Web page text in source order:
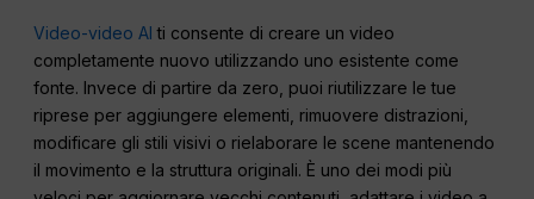
Video-video AI ti consente di creare un video
completamente nuovo utilizzando uno esistente come
fonte. Invece di partire da zero, puoi riutilizzare le tue
riprese per aggiungere elementi, rimuovere distrazioni,
modificare gli stili visivi o rielaborare le scene mantenendo
il movimento e la struttura originali. È uno dei modi più